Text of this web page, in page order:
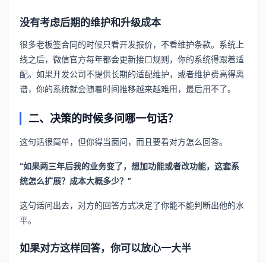
没有考虑后期的维护和升级成本
很多老板签合同的时候只看开发报价，不看维护条款。系统上
线之后，微信官方每年都会更新接口规则，你的系统得跟着适
配。如果开发公司不提供长期的适配维护，或者维护费高得离
谱，你的系统就会随着时间推移越来越难用，最后用不了。
二、决策的时候多问哪一句话？
这句话很简单，但你得当面问，而且要看对方怎么回答。
“如果两三年后我的业务变了，想加功能或者改功能，这套系
统怎么扩展？成本大概多少？”
这句话问出去，对方的回答方式决定了你能不能判断出他的水
平。
如果对方这样回答，你可以放心一大半